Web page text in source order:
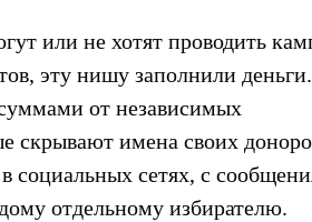
или не хотят проводить
эту нишу заполнили
от независимых
скрывают имена своих
социальных сетях, с
отдельному избирателю.